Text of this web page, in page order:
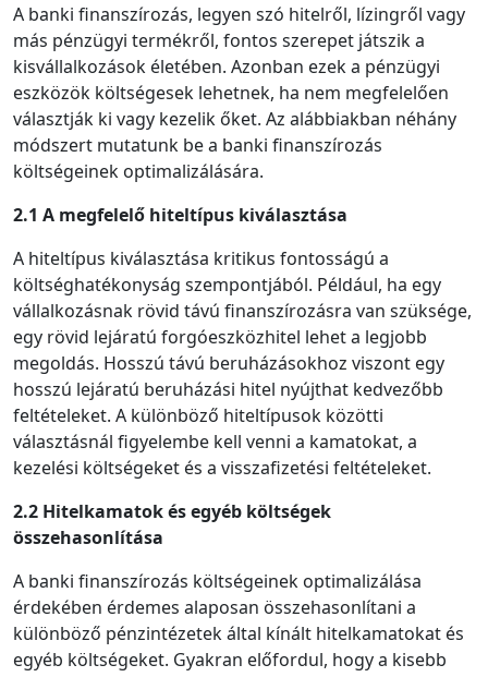
A banki finanszírozás, legyen szó hitelről, lízingről vagy
más pénzügyi termékről, fontos szerepet játszik a
kisvállalkozások életében. Azonban ezek a pénzügyi
eszközök költségesek lehetnek, ha nem megfelelően
választják ki vagy kezelik őket. Az alábbiakban néhány
módszert mutatunk be a banki finanszírozás
költségeinek optimalizálására.
2.1 A megfelelő hiteltípus kiválasztása
A hiteltípus kiválasztása kritikus fontosságú a
költséghatékonyság szempontjából. Például, ha egy
vállalkozásnak rövid távú finanszírozásra van szüksége,
egy rövid lejáratú forgóeszközhitel lehet a legjobb
megoldás. Hosszú távú beruházásokhoz viszont egy
hosszú lejáratú beruházási hitel nyújthat kedvezőbb
feltételeket. A különböző hiteltípusok közötti
választásnál figyelembe kell venni a kamatokat, a
kezelési költségeket és a visszafizetési feltételeket.
2.2 Hitelkamatok és egyéb költségek
összehasonlítása
A banki finanszírozás költségeinek optimalizálása
érdekében érdemes alaposan összehasonlítani a
különböző pénzintézetek által kínált hitelkamatokat és
egyéb költségeket. Gyakran előfordul, hogy a kisebb